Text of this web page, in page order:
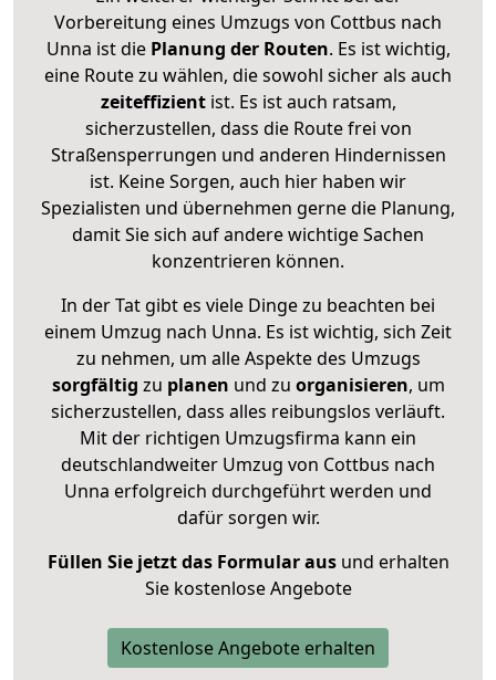
Vorbereitung eines Umzugs von Cottbus nach
Unna ist diePlanung der Routen. Es ist wichtig,
eine Route zu wählen, die sowohl sicher als auch
zeiteffizientist. Es ist auch ratsam,
sicherzustellen, dass die Route frei von
Straßensperrungen und anderen Hindernissen
ist. Keine Sorgen, auch hier haben wir
Spezialisten und übernehmen gerne die Planung,
damit Sie sich auf andere wichtige Sachen
konzentrieren können.
In der Tat gibt es viele Dinge zu beachten bei
einem Umzug nach Unna. Es ist wichtig, sich Zeit
zu nehmen, um alle Aspekte des Umzugs
sorgfältig zu planen und zu organisieren, um
sicherzustellen, dass alles reibungslos verläuft.
Mit der richtigen Umzugsfirma kann ein
deutschlandweiter Umzug von Cottbus nach
Unna erfolgreich durchgeführt werden und
dafür sorgen wir.
Füllen Sie jetzt das Formular ausund erhalten
Sie kostenlose Angebote
Kostenlose Angebote erhalten